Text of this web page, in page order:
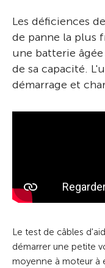
Les déficiences
de panne la plus
une batterie
de sa capacité.
démarrage et
Le test de câbles
démarrer une petite
moyenne à moteur à